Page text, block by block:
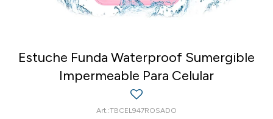
Estuche Funda Waterproof Sumergible
Impermeable Para Celular
TBCEL947ROSADO